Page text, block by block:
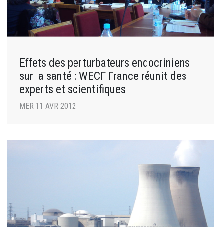
Effets des perturbateurs endocriniens
sur la santé : WECF France réunit des
experts et scientifiques
MER 11 AVR 2012